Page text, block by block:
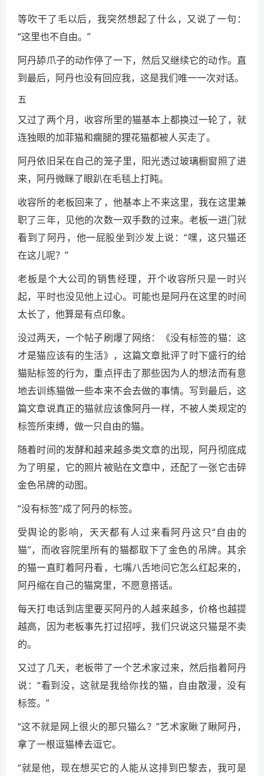
等吹干了毛以后，我突然想起了什么，又说了一句：
“这里也不自由。”
阿丹舔爪子的动作停了一下，然后又继续它的动作。直
到最后，阿丹也没有回应我，这是我们唯一一次对话。
五
又过了两个月，收容所里的猫基本上都换过一轮了，就
连独眼的加菲猫和瘸腿的狸花猫都被人买走了。
阿丹依旧呆在自己的笼子里，阳光透过玻璃橱窗照了进
来，阿丹微眯了眼趴在毛毯上打盹。
收容所的老板回来了，他基本上不来这里，我在这里兼
职了三年，见他的次数一双手数的过来。老板一进门就
看到了阿丹，他一屁股坐到沙发上说：“嘿，这只猫还
在这儿呢？”
老板是个大公司的销售经理，开个收容所只是一时兴
起，平时也没见他上过心。可能也是阿丹在这里的时间
太长了，他算是有点印象。
没过两天，一个帖子刷爆了网络：《没有标签的猫：这
才是猫应该有的生活》，这篇文章批评了时下盛行的给
猫贴标签的行为，重点抨击了那些因为人的想法而有意
地去训练猫做一些本来不会去做的事情。写到最后，这
篇文章说真正的猫就应该像阿丹一样，不被人类规定的
标签所束缚，做一只自由的猫。
随着时间的发酵和越来越多类文章的出现，阿丹彻底成
为了明星，它的照片被贴在文章中，还配了一张它击碎
金色吊牌的动图。
“没有标签”成了阿丹的标签。
受舆论的影响，天天都有人过来看阿丹这只“自由的
猫”，而收容院里所有的猫都取下了金色的吊牌。其余
的猫一直盯着阿丹看，七嘴八舌地问它怎么红起来的，
阿丹缩在自己的猫窝里，不愿意搭话。
每天打电话到店里要买阿丹的人越来越多，价格也越提
越高，因为老板事先打过招呼，我们只说这只猫是不卖
的。
又过了几天，老板带了一个艺术家过来，然后指着阿丹
说：“看到没，这就是我给你找的猫，自由散漫，没有
标签。”
“这不就是网上很火的那只猫么？”艺术家瞅了瞅阿丹，
拿了一根逗猫棒去逗它。
“就是他，现在想买它的人能从这排到巴黎去，我可是